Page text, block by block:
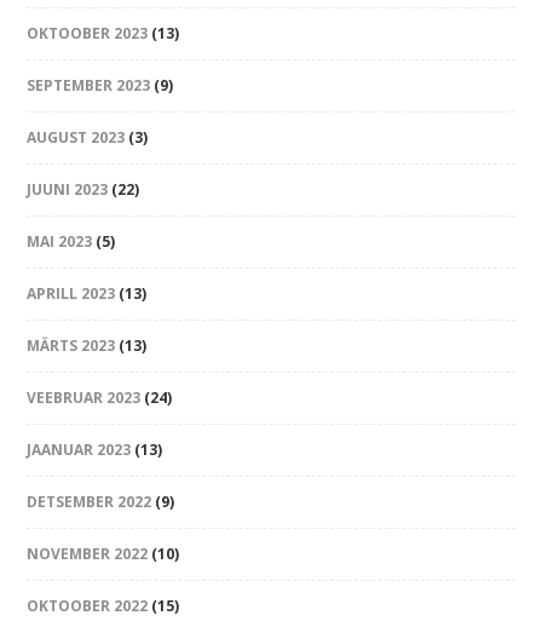
OKTOOBER 2023 (13)
SEPTEMBER 2023 (9)
AUGUST 2023 (3)
JUUNI 2023 (22)
MAI 2023 (5)
APRILL 2023 (13)
MÄRTS 2023 (13)
VEEBRUAR 2023 (24)
JAANUAR 2023 (13)
DETSEMBER 2022 (9)
NOVEMBER 2022 (10)
OKTOOBER 2022 (15)